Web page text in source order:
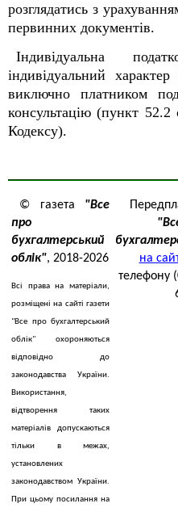
розглядатись з
первинних документів.
Індивідуальна
індивідуальний
виключно платником
консультацію (пункт 52.2
Кодексу).
© газета "Все
про
бухгалтерський
облік", 2018-2026
Всі права на матеріали,
розміщені на сайті газети
"Все про бухгалтерський
облік" охороняються
відповідно до
законодавства України.
Використання,
відтворення таких
матеріалів допускаються
тільки в межах,
установлених
законодавством України.
При цьому посилання на
на
телефону